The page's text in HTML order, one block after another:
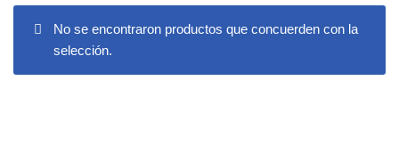
No se encontraron productos que concuerden con la
selección.